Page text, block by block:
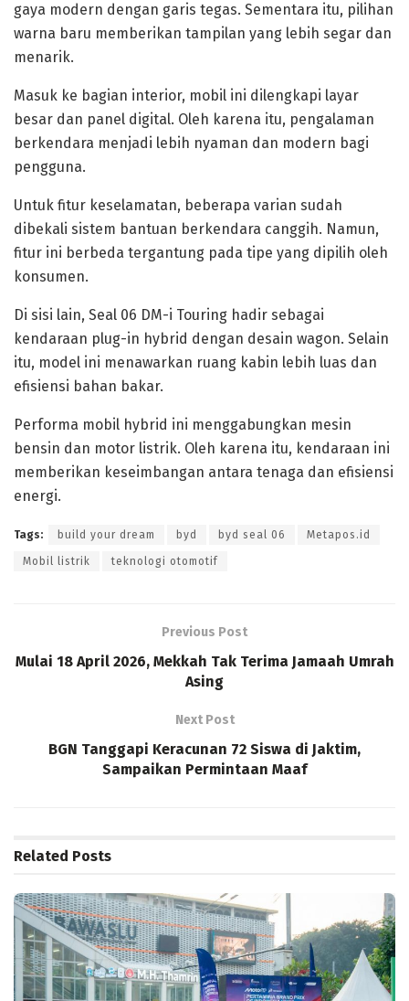
gaya modern dengan garis tegas. Sementara itu, pilihan
warna baru memberikan tampilan yang lebih segar dan
menarik.
Masuk ke bagian interior, mobil ini dilengkapi layar
besar dan panel digital. Oleh karena itu, pengalaman
berkendara menjadi lebih nyaman dan modern bagi
pengguna.
Untuk fitur keselamatan, beberapa varian sudah
dibekali sistem bantuan berkendara canggih. Namun,
fitur ini berbeda tergantung pada tipe yang dipilih oleh
konsumen.
Di sisi lain, Seal 06 DM-i Touring hadir sebagai
kendaraan plug-in hybrid dengan desain wagon. Selain
itu, model ini menawarkan ruang kabin lebih luas dan
efisiensi bahan bakar.
Performa mobil hybrid ini menggabungkan mesin
bensin dan motor listrik. Oleh karena itu, kendaraan ini
memberikan keseimbangan antara tenaga dan efisiensi
energi.
Tags: build your dream byd byd seal 06 Metapos.id
Mobil listrik teknologi otomotif
Previous Post
Mulai 18 April 2026, Mekkah Tak Terima Jamaah Umrah
Asing
Next Post
BGN Tanggapi Keracunan 72 Siswa di Jaktim,
Sampaikan Permintaan Maaf
Related Posts